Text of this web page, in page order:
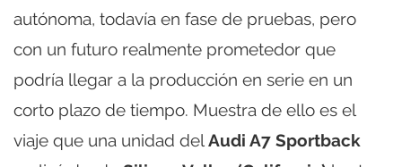
autónoma, todavía en fase de pruebas, pero
con un futuro realmente prometedor que
podría llegar a la producción en serie en un
corto plazo de tiempo. Muestra de ello es el
viaje que una unidad delAudi A7 Sportback